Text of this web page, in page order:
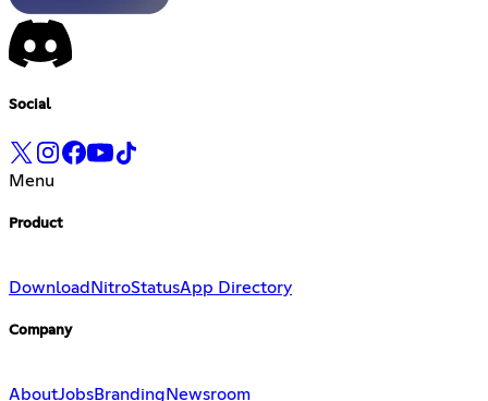
Social
Menu
Product
Download NitroStatusApp Directory
Company
AboutJobsBranding Newsroom